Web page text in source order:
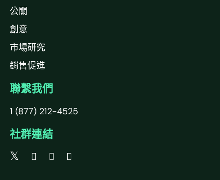
公關
創意
市場研究
銷售促進
聯繫我們
1 (877) 212-4525
社群連結